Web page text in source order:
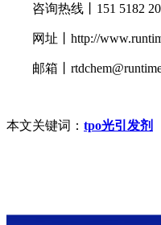
咨询热线丨151 5182
网址丨http://
邮箱丨
本文关键词： tpo光引发剂